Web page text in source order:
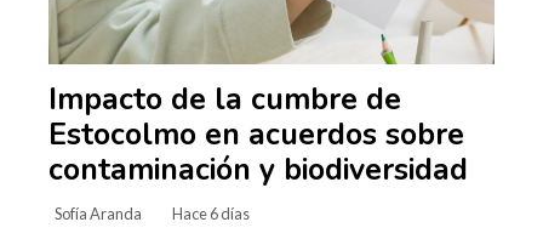
Impacto de la cumbre de
Estocolmo en acuerdos sobre
contaminación y biodiversidad
Sofía Aranda Hace 6 días